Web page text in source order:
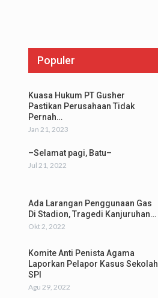
Populer
Kuasa Hukum PT Gusher
Pastikan Perusahaan Tidak
Pernah…
Jan 21, 2023
–Selamat pagi, Batu–
Jul 21, 2022
Ada Larangan Penggunaan Gas
Di Stadion, Tragedi Kanjuruhan…
Okt 2, 2022
Komite Anti Penista Agama
Laporkan Pelapor Kasus Sekolah
SPI
Agu 29, 2022